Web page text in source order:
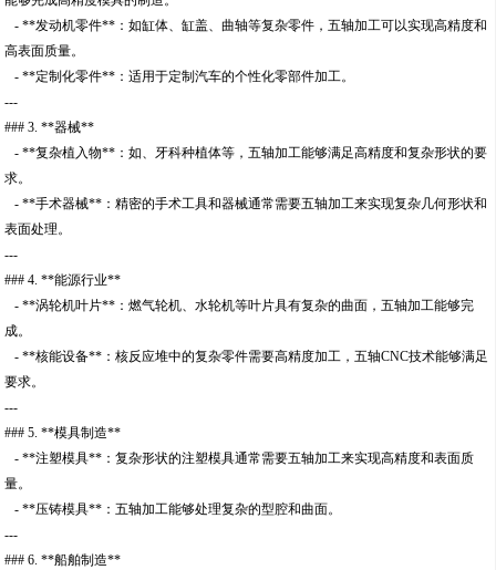
- **发动机零件**：如缸体、缸盖、曲轴等复杂零件，五轴加工可以实现高精度和
高表面质量。
- **定制化零件**：适用于定制汽车的个性化零部件加工。
---
### 3. **器械**
- **复杂植入物**：如、牙科种植体等，五轴加工能够满足高精度和复杂形状的要
求。
- **手术器械**：精密的手术工具和器械通常需要五轴加工来实现复杂几何形状和
表面处理。
---
### 4. **能源行业**
- **涡轮机叶片**：燃气轮机、水轮机等叶片具有复杂的曲面，五轴加工能够完
成。
- **核能设备**：核反应堆中的复杂零件需要高精度加工，五轴CNC技术能够满足
要求。
---
### 5. **模具制造**
- **注塑模具**：复杂形状的注塑模具通常需要五轴加工来实现高精度和表面质
量。
- **压铸模具**：五轴加工能够处理复杂的型腔和曲面。
---
### 6. **船舶制造**